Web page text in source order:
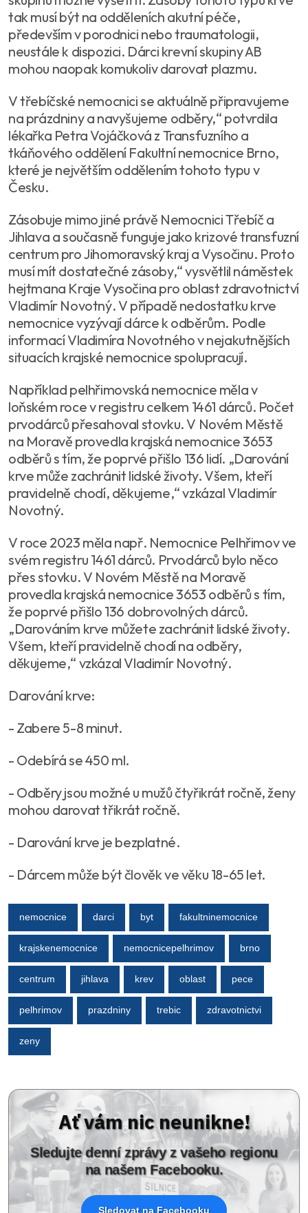
tak musí být na odděleních akutní péče,
především v porodnici nebo traumatologii,
neustále k dispozici. Dárci krevní skupiny AB
mohou naopak komukoliv darovat plazmu.
V třebíčské nemocnici se aktuálně připravujeme
na prázdniny a navyšujeme odběry,“ potvrdila
lékařka Petra Vojáčková z Transfuzního a
tkáňového oddělení Fakultní nemocnice Brno,
které je největším oddělením tohoto typu v
Česku.
Zásobuje mimo jiné právě Nemocnici Třebíč a
Jihlava a současně funguje jako krizové transfuzní
centrum pro Jihomoravský kraj a Vysočinu. Proto
musí mít dostatečné zásoby,“ vysvětlil náměstek
hejtmana Kraje Vysočina pro oblast zdravotnictví
Vladimír Novotný. V případě nedostatku krve
nemocnice vyzývají dárce k odběrům. Podle
informací Vladimíra Novotného v nejakutnějších
situacích krajské nemocnice spolupracují.
Například pelhřimovská nemocnice měla v
loňském roce v registru celkem 1461 dárců. Počet
prvodárců přesahoval stovku. V Novém Městě
na Moravě provedla krajská nemocnice 3653
odběrů s tím, že poprvé přišlo 136 lidí. „Darování
krve může zachránit lidské životy. Všem, kteří
pravidelně chodí, děkujeme,“ vzkázal Vladimír
Novotný.
V roce 2023 měla např. Nemocnice Pelhřimov ve
svém registru 1461 dárců. Prvodárců bylo něco
přes stovku. V Novém Městě na Moravě
provedla krajská nemocnice 3653 odběrů s tím,
že poprvé přišlo 136 dobrovolných dárců.
„Darováním krve můžete zachránit lidské životy.
Všem, kteří pravidelně chodí na odběry,
děkujeme,“ vzkázal Vladimír Novotný.
Darování krve:
- Zabere 5-8 minut.
- Odebírá se 450 ml.
- Odběry jsou možné u mužů čtyřikrát ročně, ženy
mohou darovat třikrát ročně.
- Darování krve je bezplatné.
- Dárcem může být člověk ve věku 18-65 let.
nemocnice darci byt fakultninemocnice
krajskenemocnice nemocnicepelhrimov brno
centrum jihlava krev oblast pece
pelhrimov prazdniny trebic zdravotnictvi
zeny
Ať vám nic neunikne!
Sledujte denní zprávy z vašeho regionu
na našem Facebooku.
Sledovat na Facebooku